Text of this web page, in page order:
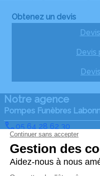
Obtenez un devis
Devis
Notre agence
Pompes Funèbres
05 64 28 62 30
pflabonne@gmail.com
4 Route de la Forêt –
4.9/5 – 73 avis
Nos Services